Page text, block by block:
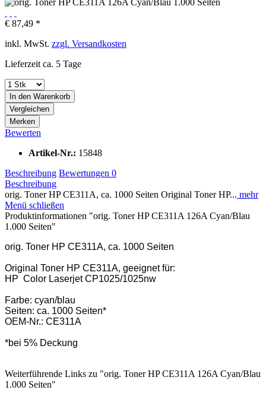
€ 87,49 *
inkl. MwSt. zzgl. Versandkosten
Lieferzeit ca. 5 Tage
In den Warenkorb
Vergleichen
Merken
Bewerten
Artikel-Nr.: 15848
Beschreibung Bewertungen 0
Beschreibung
orig. Toner HP CE311A, ca. 1000 Seiten Original Toner HP... mehr
Menü schließen
Produktinformationen "orig. Toner HP CE311A 126A Cyan/Blau
1.000 Seiten"
orig. Toner HP CE311A, ca. 1000 Seiten
Original Toner HP CE311A, geeignet für:
HP Color Laserjet CP1025/1025nw
Farbe: cyan/blau
Seiten: ca. 1000 Seiten*
OEM-Nr.: CE311A
*bei 5% Deckung
Weiterführende Links zu "orig. Toner HP CE311A 126A Cyan/Blau
1.000 Seiten"